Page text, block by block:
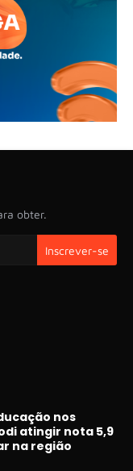
obter.
nos
atingir nota 5,9
na região